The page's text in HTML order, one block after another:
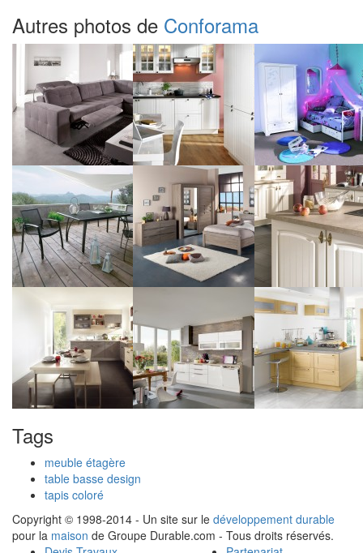
Autres photos de Conforama
Tags
meuble étagère
table basse design
tapis coloré
Copyright © 1998-2014 - Un site sur le développement durable
pour la maison de Groupe Durable.com - Tous droits réservés.